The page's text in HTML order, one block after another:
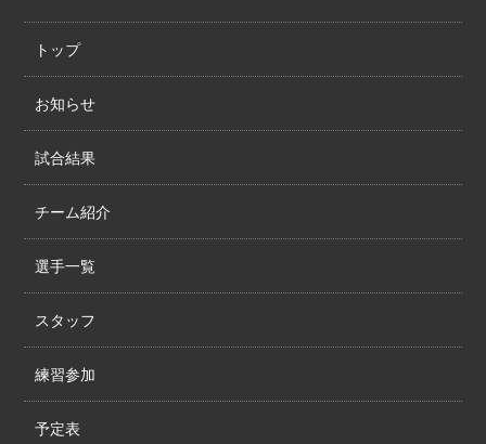
トップ
お知らせ
試合結果
チーム紹介
選手一覧
スタッフ
練習参加
予定表